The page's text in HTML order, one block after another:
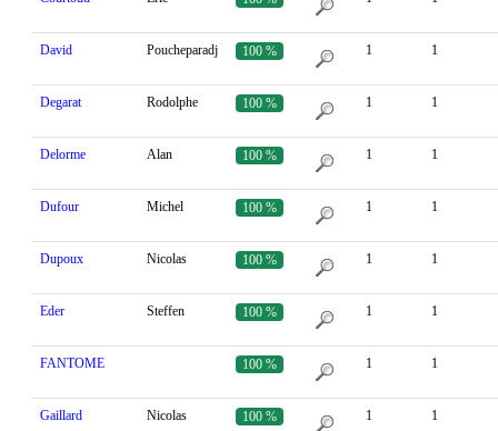
David Poucheparadj 100 % 1 1
Degarat Rodolphe 100 % 1 1
Delorme Alan 100 % 1 1
Dufour Michel 100 % 1 1
Dupoux Nicolas 100 % 1 1
Eder Steffen 100 % 1 1
FANTOME 100 % 1 1
Gaillard Nicolas 100 % 1 1